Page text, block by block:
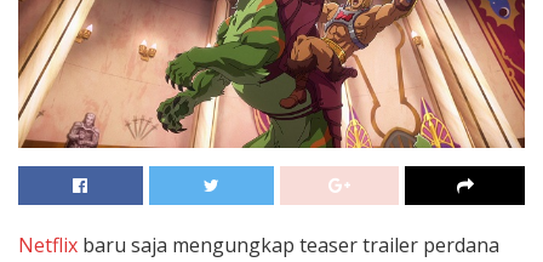
Netflix baru saja mengungkap teaser trailer perdana